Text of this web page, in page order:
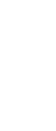
علی
علی
علی
علی
علی
علی
علی
علی
علی
علی
علی
علی
علی
علی